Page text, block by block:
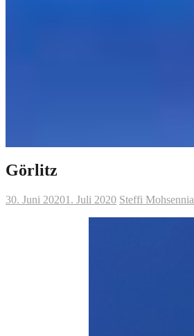
Görlitz
30. Juni 20201. Juli 2020 Steffi Mohsennia